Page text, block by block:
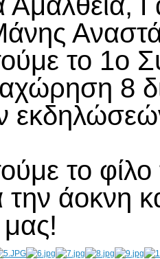
το 1ο
8
το
άοκνη